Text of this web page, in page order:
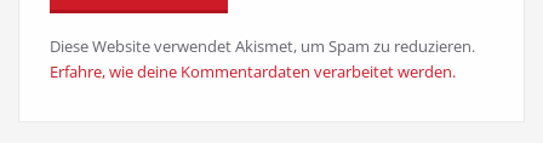
Diese Website verwendet Akismet, um Spam zu reduzieren.
Erfahre, wie deine Kommentardaten verarbeitet werden.